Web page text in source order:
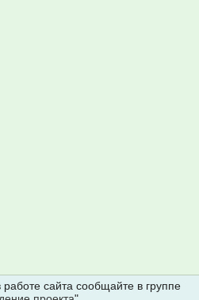
сайта сообщайте в группе